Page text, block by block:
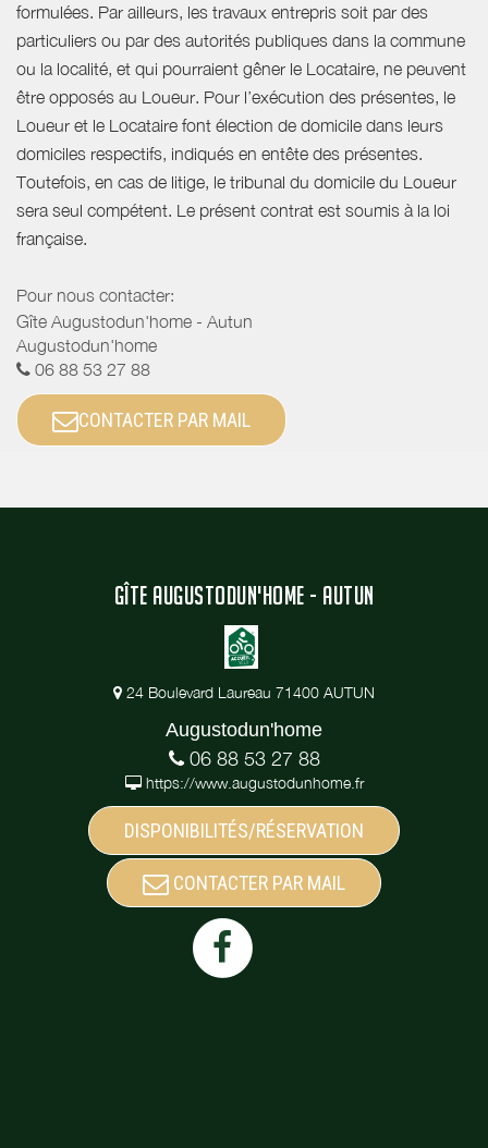
formulées. Par ailleurs, les travaux entrepris soit par des
particuliers ou par des autorités publiques dans la commune
ou la localité, et qui pourraient gêner le Locataire, ne peuvent
être opposés au Loueur. Pour l’exécution des présentes, le
Loueur et le Locataire font élection de domicile dans leurs
domiciles respectifs, indiqués en entête des présentes.
Toutefois, en cas de litige, le tribunal du domicile du Loueur
sera seul compétent. Le présent contrat est soumis à la loi
française.
Pour nous contacter:
Gîte Augustodun'home - Autun
Augustodun'home
06 88 53 27 88
CONTACTER PAR MAIL
GÎTE AUGUSTODUN'HOME - AUTUN
24 Boulevard Laureau 71400 AUTUN
Augustodun'home
06 88 53 27 88
https://www.augustodunhome.fr
DISPONIBILITÉS/RÉSERVATION
CONTACTER PAR MAIL